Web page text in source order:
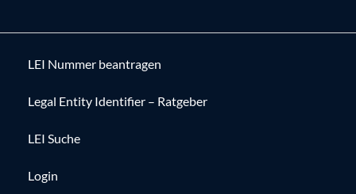
LEI Nummer beantragen
Legal Entity Identifier – Ratgeber
LEI Suche
Login